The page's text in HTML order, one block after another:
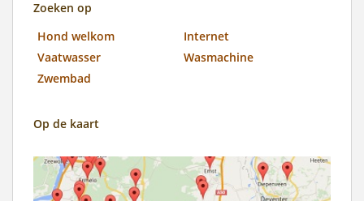
Zoeken op
Hond welkom
Internet
Vaatwasser
Wasmachine
Zwembad
Op de kaart